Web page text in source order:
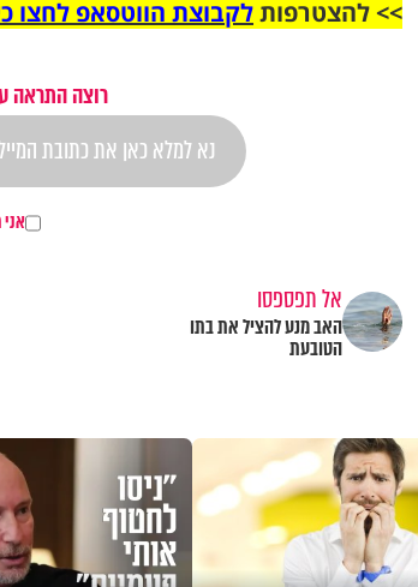
>> להצטרפותלקבוצת הווטסאפ לחצו
רוצה התראה
אל תפספסו
האב מנע להציל את בתו
הטובעת